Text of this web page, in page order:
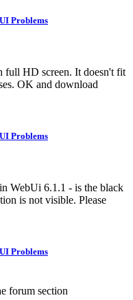
Problems
full HD screen. It doesn't fit
OK and download
Problems
WebUi 6.1.1 - is the black
is not visible. Please
Problems
forum section